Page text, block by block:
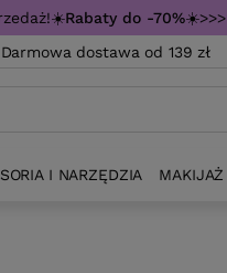
Rabaty do -70%☀️>>>
Darmowa dostawa od 139 zł
I NARZĘDZIA MAKIJAŻ